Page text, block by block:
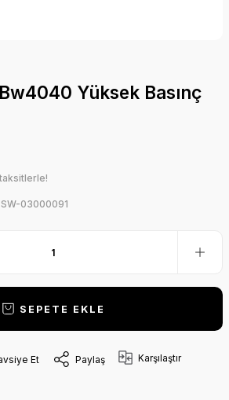
Yüksek Basınç
SW-03000091
SEPETE EKLE
Et Paylaş Karşılaştır